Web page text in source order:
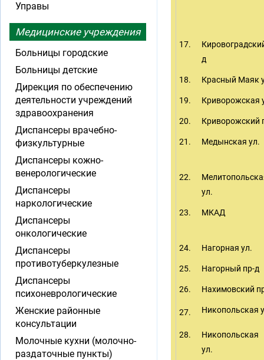
17.
д
18. Красный Маяк
19. Криворожская
20. Криворожский
21. Медынская ул.
22.
ул.
23. МКАД
24. Нагорная ул.
25. Нагорный пр-д
26. Нахимовский
27. Никопольская
28.
ул.
Управы
Медицинские учреждения
Больницы городские
Больницы детские
Дирекция по обеспечению
деятельности учреждений
здравоохранения
Диспансеры врачебно-
физкультурные
Диспансеры кожно-
венерологические
Диспансеры
наркологические
Диспансеры
онкологические
Диспансеры
противотуберкулезные
Диспансеры
психоневрологические
Женские районные
консультации
Молочные кухни (молочно-
раздаточные пункты)